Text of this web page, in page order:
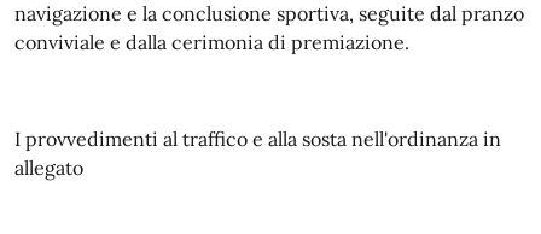
navigazione e la conclusione sportiva, seguite dal pranzo
conviviale e dalla cerimonia di premiazione.
I provvedimenti al traffico e alla sosta nell'ordinanza in
allegato